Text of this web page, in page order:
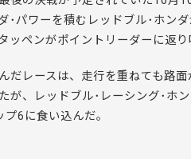
･パワーを積むレッドブル･ホン
ッペンがポイントリーダーに返り
だレースは、走行を重ねても路
が、レッドブル･レーシング･ホ
プ6に食い込んだ。